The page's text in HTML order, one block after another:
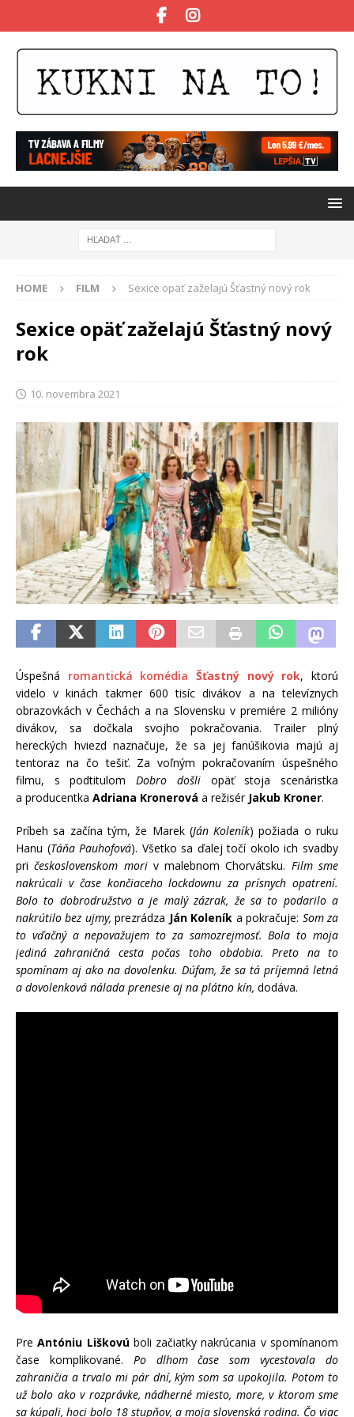
HOME FILM Sexice opäť zaželajú Šťastný nový rok
Sexice opäť zaželajú Šťastný nový
rok
10. novembra 2021
Úspešná romantická komédiaŠťastný nový rok, ktorú
videlo v kinách takmer 600 tisíc divákov a na televíznych
obrazovkách v Čechách a na Slovensku v premiére 2 milióny
divákov, sa dočkala svojho pokračovania. Trailer plný
hereckých hviezd naznačuje, že sa jej fanúšikovia majú aj
tentoraz na čo tešiť. Za voľným pokračovaním úspešného
filmu, s podtitulom Dobro došliopäť stoja scenáristka
a producentka Adriana Kronerová a režisér Jakub Kroner.
Príbeh sa začína tým, že Marek (Ján Koleník) požiada o ruku
Hanu (Táňa Pauhofová). Všetko sa ďalej točí okolo ich svadby
pričeskoslovenskom moriv malebnom Chorvátsku. Film sme
nakrúcali v čase končiaceho lockdownu za prísnych opatrení.
Bolo to dobrodružstvo a je malý zázrak, že sa to podarilo a
nakrútilo bez ujmy, prezrádza Ján Koleník a pokračuje: Som za
to vďačný a nepovažujem to za samozrejmosť. Bola to moja
jediná zahraničná cesta počas toho obdobia. Preto na to
spomínam aj ako na dovolenku. Dúfam, že sa tá príjemná letná
a dovolenková nálada prenesie aj na plátno kín, dodáva.
PreAntóniu Liškovúboli začiatky nakrúcania v spomínanom
čase komplikované. Po dlhom čase som vycestovala do
zahraničia a trvalo mi pár dní, kým som sa upokojila. Potom to
už bolo ako v rozprávke, nádherné miesto, more, v ktorom sme
sa kúpali, hoci bolo 18 stupňov, a moja slovenská rodina. Čo viac